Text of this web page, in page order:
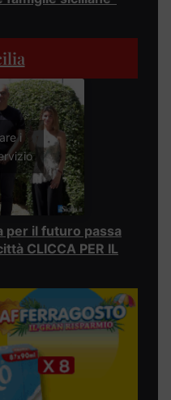
i
per il futuro passa
CLICCA PER IL